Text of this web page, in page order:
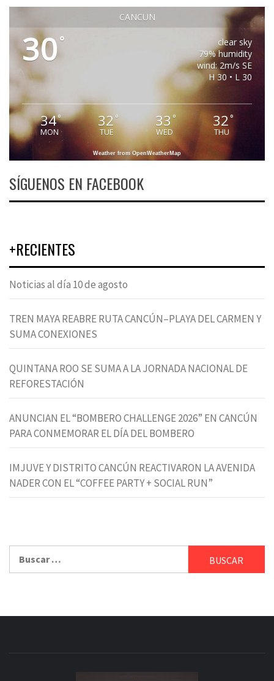
CANCUN
30°
clear sky
79% humidity
wind: 2m/s SE
H 30 • L 30
34°
MON
32°
TUE
33 °
WED
32°
THU
Weather from OpenWeatherMap
SÍGUENOS EN FACEBOOK
+RECIENTES
Noticias al día 10 de agosto
TREN MAYA REABRE RUTA CANCÚN–PLAYA DEL CARMEN Y
SUMA CONEXIONES
QUINTANA ROO SE SUMA A LA JORNADA NACIONAL DE
REFORESTACIÓN
ANUNCIAN EL “BOMBERO CHALLENGE 2026” EN CANCÚN
PARA CONMEMORAR EL DÍA DEL BOMBERO
IMJUVE Y DISTRITO CANCÚN REACTIVARON LA AVENIDA
NADER CON EL “COFFEE PARTY + SOCIAL RUN”